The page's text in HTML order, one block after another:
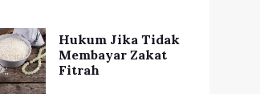
Hukum Jika Tidak
Membayar Zakat
Fitrah